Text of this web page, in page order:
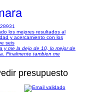
los mejores resultados al
y acercamiento con los
seis
y me la dejo de 10, lo mejor de
Finalmente tambien me
presupuesto